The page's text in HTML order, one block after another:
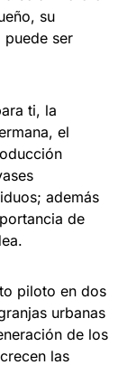
su
ser
ti, la
el
además
de
piloto en dos
urbanas
de los
las